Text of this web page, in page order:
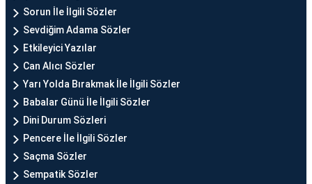
Sorun İle İlgili Sözler
Sevdiğim Adama Sözler
Etkileyici Yazılar
Can Alıcı Sözler
Yarı Yolda Bırakmak İle İlgili Sözler
Babalar Günü İle İlgili Sözler
Dini Durum Sözleri
Pencere İle İlgili Sözler
Saçma Sözler
Sempatik Sözler